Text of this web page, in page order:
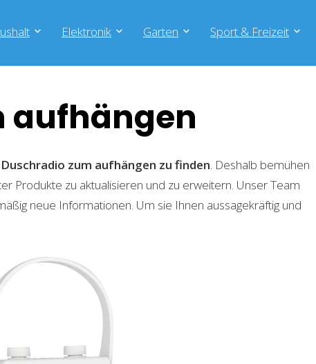
Elektronik Garten Sport & Freizeit
aufhängen
zum aufhängen zu finden. Deshalb bemühen
Produkte zu aktualisieren und zu erweitern. Unser Team
neue Informationen. Um sie Ihnen aussagekräftig und